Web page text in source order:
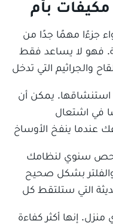
بأم
جزءًا مهمًا جدًا من
فهو لا يساعد فقط
والجراثيم التي تدخل
يمكن أن
في اشتعال
عندما ينفخ الأوساخ
فحص سنوي لنظامك
بشكل صحيح
التي ستلتقط كل
إنها أكثر كفاءة